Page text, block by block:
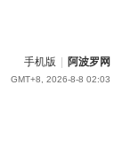
手机版 阿波罗网
GMT+8, 2026-8-8 02:03